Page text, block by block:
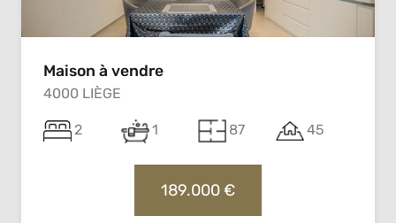
Maison à vendre
4000 LIÈGE
2 1 87 45
189.000 €